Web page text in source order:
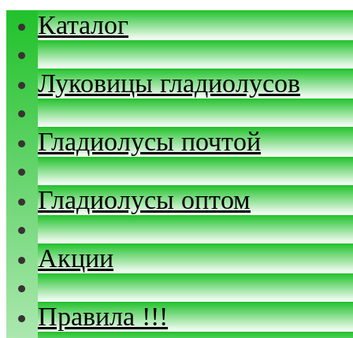
Каталог
Луковицы гладиолусов
Гладиолусы почтой
Гладиолусы оптом
Акции
Правила !!!